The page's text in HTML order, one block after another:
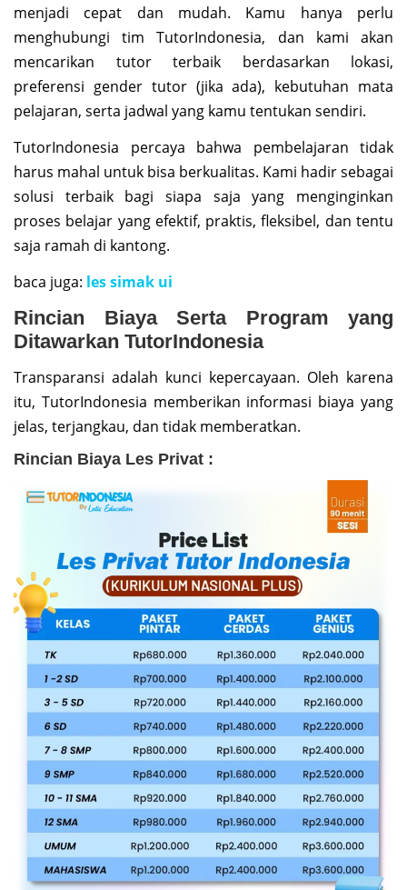
menjadi cepat dan mudah. Kamu hanya perlu
menghubungi tim TutorIndonesia, dan kami akan
mencarikan tutor terbaik berdasarkan lokasi,
preferensi gender tutor (jika ada), kebutuhan mata
pelajaran, serta jadwal yang kamu tentukan sendiri.
TutorIndonesia percaya bahwa pembelajaran tidak
harus mahal untuk bisa berkualitas. Kami hadir sebagai
solusi terbaik bagi siapa saja yang menginginkan
proses belajar yang efektif, praktis, fleksibel, dan tentu
saja ramah di kantong.
baca juga: les simak ui
Rincian Biaya Serta Program yang
Ditawarkan TutorIndonesia
Transparansi adalah kunci kepercayaan. Oleh karena
itu, TutorIndonesia memberikan informasi biaya yang
jelas, terjangkau, dan tidak memberatkan.
Rincian Biaya Les Privat :